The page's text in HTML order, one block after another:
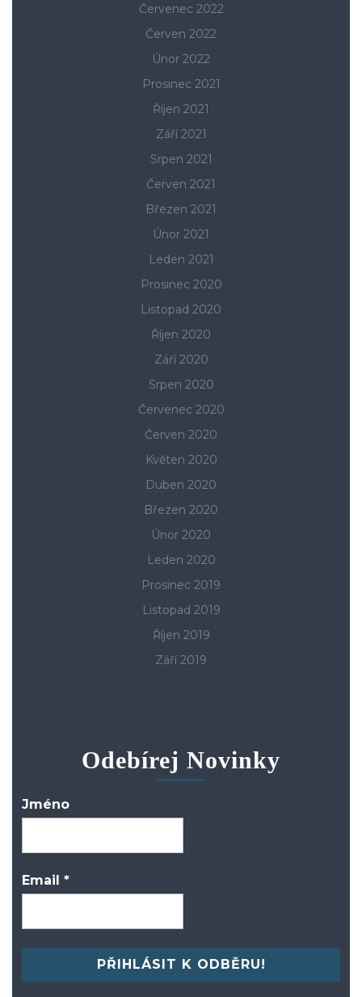
Červenec 2022
Červen 2022
Únor 2022
Prosinec 2021
Říjen 2021
Září 2021
Srpen 2021
Červen 2021
Březen 2021
Únor 2021
Leden 2021
Prosinec 2020
Listopad 2020
Říjen 2020
Září 2020
Srpen 2020
Červenec 2020
Červen 2020
Květen 2020
Duben 2020
Březen 2020
Únor 2020
Leden 2020
Prosinec 2019
Listopad 2019
Říjen 2019
Září 2019
Odebírej Novinky
Jméno
Email *